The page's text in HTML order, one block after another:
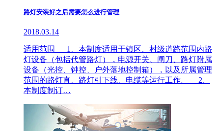
路灯安装好之后需要怎么进行管理
2018.03.14
适用范围 1、本制度适用于镇区、村级道路范围内路
灯设备（包括代管路灯），电源开关、闸刀、路灯附属
设备（光控、钟控、户外落地控制箱），以及所属管理
范围的路灯直、路灯引下线、电缆等运行工作。 2、
本制度制订…